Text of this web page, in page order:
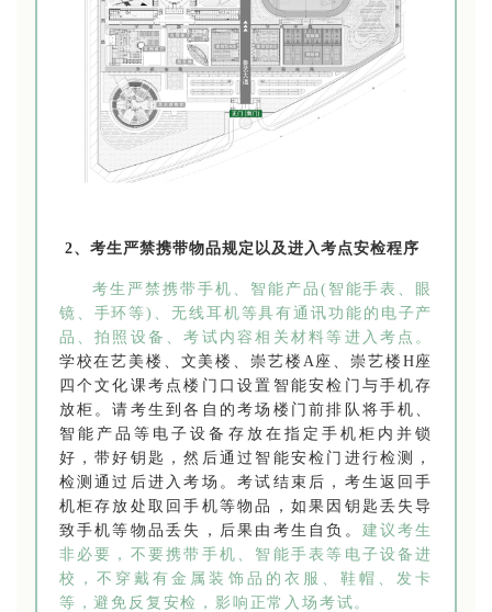
2、考生严禁携带物品规定 以及进入考点安检程序
考生严禁携带手机、智能产品(智能手表、眼
镜、手环等)、无线耳机等具有通讯功能的电子产
品、拍照设备、考试内容相关材料等进入考点。
学校在艺美楼、文美楼、崇艺楼A座、崇艺楼H座
四个文化课考点楼门口设置智能安检门与手机存
放柜。请考生到各自的考场楼门前排队将手机、
智能产品等电子设备存放在指定手机柜内并锁
好，带好钥匙，然后通过智能安检门进行检测，
检测通过后进入考场。考试结束后，考生返回手
机柜存放处取回手机等物品，如果因钥匙丢失导
致手机等物品丢失，后果由考生自负。 建议考生
非必要，不要携带手机、智能手表等电子设备进
校，不穿戴有金属装饰品的衣服、鞋帽、发卡
等，避免反复安检，影响正常入场考试。